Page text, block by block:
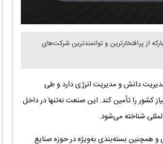
از پرافتخارترین و توانمندترین شرکت‌های
مدیریت دانش و مدیریت انرژی دارد و طی
کشور را تأمین کند. این صنعت نه‌تنها در داخل
شناخته می‌شود.
همچنین بسته‌بندی به‌ویژه در حوزه صنایع